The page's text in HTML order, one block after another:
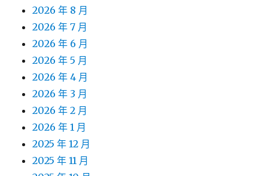
2026 年 8 月
2026 年 7 月
2026 年 6 月
2026 年 5 月
2026 年 4 月
2026 年 3 月
2026 年 2 月
2026 年 1 月
2025 年 12 月
2025 年 11 月